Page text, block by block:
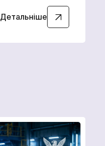
Детальніше